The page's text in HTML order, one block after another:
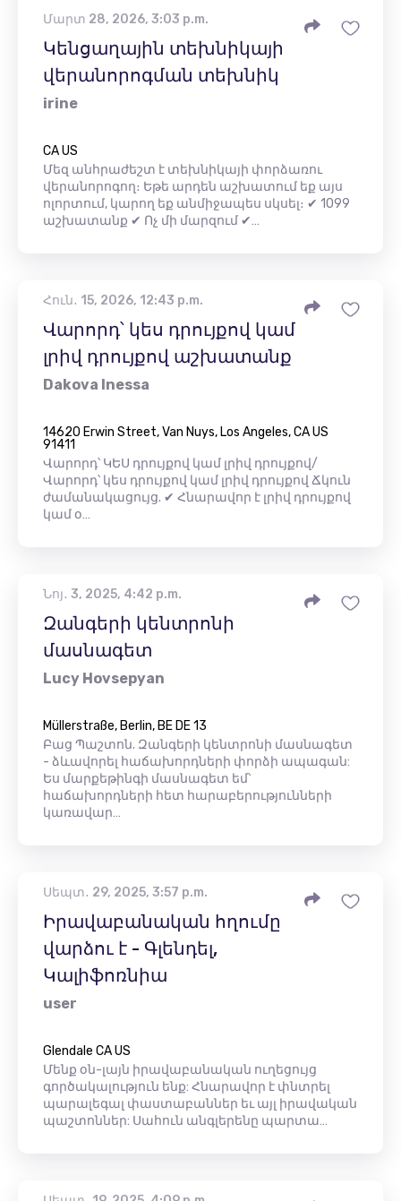
Մարտ 28, 2026, 3:03 p.m.
Կենցաղային տեխնիկայի
վերանորոգման տեխնիկ
irine
CA US
Մեզ անհրաժեշտ է տեխնիկայի փորձառու
վերանորոգող։ Եթե ​​արդեն աշխատում եք այս
ոլորտում, կարող եք անմիջապես սկսել։ ✔ 1099
աշխատանք ✔ Ոչ մի մարզում ✔…
Հուն․ 15, 2026, 12:43 p.m.
Վարորդ՝ կես դրույքով կամ
լրիվ դրույքով աշխատանք
Dakova Inessa
14620 Erwin Street, Van Nuys, Los Angeles, CA US
91411
Վարորդ՝ ԿԵՍ դրույքով կամ լրիվ դրույքով/
Վարորդ՝ կես դրույքով կամ լրիվ դրույքով Ճկուն
ժամանակացույց. ✔ Հնարավոր է լրիվ դրույքով
կամ օ…
Նոյ․ 3, 2025, 4:42 p.m.
Զանգերի կենտրոնի
մասնագետ
Lucy Hovsepyan
Müllerstraße, Berlin, BE DE 13
Բաց Պաշտոն. Զանգերի կենտրոնի մասնագետ
- ձևավորել հաճախորդների փորձի ապագան:
Ես մարքեթինգի մասնագետ եմ՝
հաճախորդների հետ հարաբերությունների
կառավար…
Սեպտ․ 29, 2025, 3:57 p.m.
Իրավաբանական հղումը
վարձու է - Գլենդել,
Կալիֆոռնիա
user
Glendale CA US
Մենք օն-լայն իրավաբանական ուղեցույց
գործակալություն ենք: Հնարավոր է փնտրել
պարալեգալ փաստաբաններ եւ այլ իրավական
պաշտոններ: Սահուն անգլերենը պարտա…